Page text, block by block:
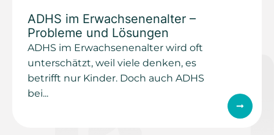
ADHS im Erwachsenenalter –
Probleme und Lösungen
ADHS im Erwachsenenalter wird oft
unterschätzt, weil viele denken, es
betrifft nur Kinder. Doch auch ADHS
bei...